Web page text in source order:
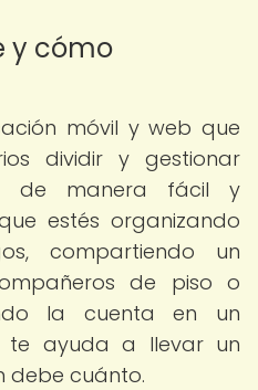
y cómo
móvil y web que
dividir y gestionar
de manera fácil y
estés organizando
compartiendo un
de piso o
la cuenta en un
te ayuda a llevar un
debe cuánto.